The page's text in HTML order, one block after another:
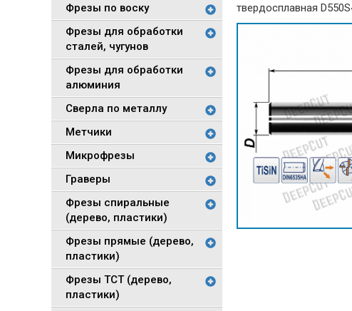
Фрезы по воску
Фрезы для обработки
сталей, чугунов
Фрезы для обработки
алюминия
Сверла по металлу
Метчики
Микрофрезы
Граверы
Фрезы спиральные
(дерево, пластики)
Фрезы прямые (дерево,
пластики)
Фрезы TCT (дерево,
пластики)
твердосплавная